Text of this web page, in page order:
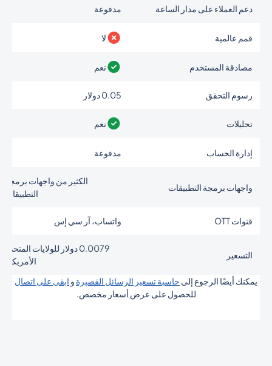
دعم العملاء على مدار الساعة مدفوعة
قمم عالمية لا
مصادقة المستخدم نعم
رسوم التحقق 0.05 دولار
تحليلات نعم
إدارة الحساب مدفوعة
واجهات برمجة التطبيقات
الكثير من واجهات برمجة
التطبيقات
قنوات OTT واتساب، آر سي إس
التسعير
0.0079 دولار للولايات المتحدة
الأمريكية
يمكنك أيضًا الرجوع إلى حاسبة تسعير الرسائل القصيرة و ابقى على اتصال
للحصول على عرض أسعار مخصص.